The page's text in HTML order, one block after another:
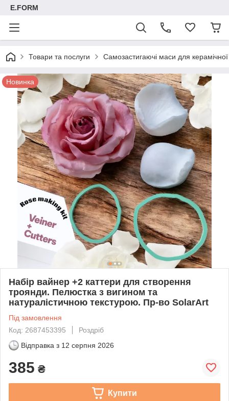
E.FORM
Товари та послуги Самозастигаючі маси для
Новинка
Набір вайнер +2 каттери для створення
троянди. Пелюстка з вигином та
натуралістичною текстурою. Пр-во SolarArt
Під замовлення
Код: 2687453395
Роздріб
Відправка з 12 серпня 2026
385 ₴
Купити